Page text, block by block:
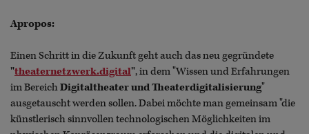
Apropos:
Einen Schritt in die Zukunft geht auch das neu gegründete
"theaternetzwerk.digital", in dem "Wissen und Erfahrungen
im BereichDigitaltheater und Theaterdigitalisierung"
ausgetauscht werden sollen. Dabei möchte man gemeinsam "die
künstlerisch sinnvollen technologischen Möglichkeiten im